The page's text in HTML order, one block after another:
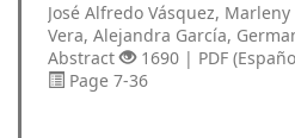
José Alfredo Vásquez,
Vera, Alejandra García,
Abstract
1690 | PDF
Page 7-36